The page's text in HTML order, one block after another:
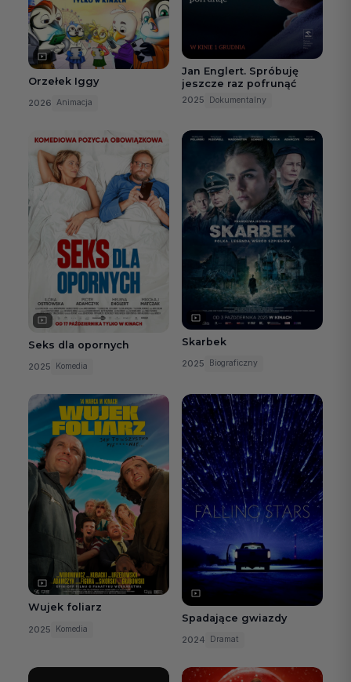
Orzełek Iggy
2026 Animacja
Jan Englert. Spróbuję
jeszcze raz pofrunąć
2025 Dokumentalny
Seks dla opornych
2025 Komedia
Skarbek
2025 Biograficzny
Wujek foliarz
2025 Komedia
Spadające gwiazdy
2024 Dramat